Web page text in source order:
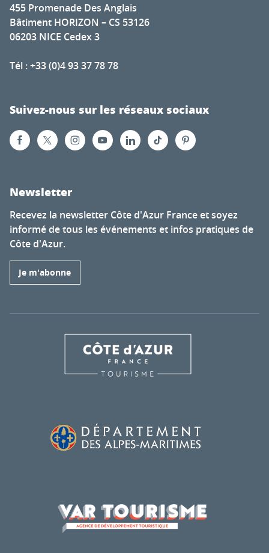
455 Promenade Des Anglais
Bâtiment HORIZON – CS 53126
06203 NICE Cedex 3
Tél : +33 (0)4 93 37 78 78
Suivez-nous sur les réseaux sociaux
Newsletter
Recevez la newsletter Côte d'Azur France et soyez
informé de tous les événements et infos pratiques de
Côte d'Azur.
Je m'abonne